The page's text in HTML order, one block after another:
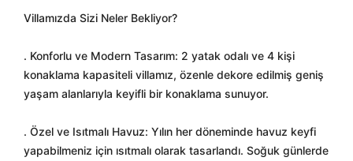
Villamızda Sizi Neler Bekliyor?
. Konforlu ve Modern Tasarım: 2 yatak odalı ve 4 kişi
konaklama kapasiteli villamız, özenle dekore edilmiş geniş
yaşam alanlarıyla keyifli bir konaklama sunuyor.
. Özel ve Isıtmalı Havuz: Yılın her döneminde havuz keyfi
yapabilmeniz için ısıtmalı olarak tasarlandı. Soğuk günlerde